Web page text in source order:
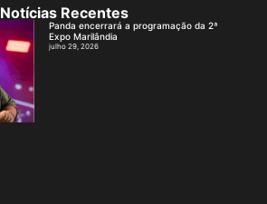
Notícias Recentes
Panda encerrará a programação da 2ª
Expo Marilândia
julho 29, 2026